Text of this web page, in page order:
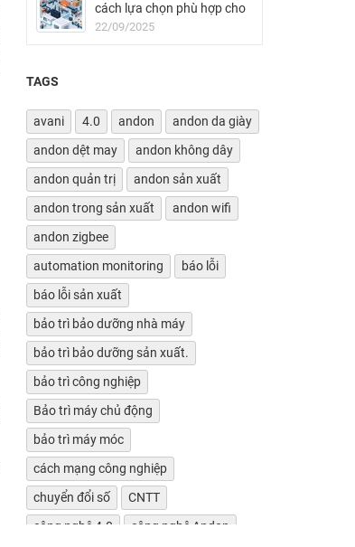
cách lựa chọn phù hợp cho
nhà máy
22/09/2025
TAGS
avani 4.0 andon
andon da giày
andon dệt may
andon không dây
andon quản trị
andon sản xuất
andon trong sản xuất
andon wifi
andon zigbee
automation monitoring
báo lỗi
báo lỗi sản xuất
bảo trì bảo dưỡng nhà máy
bảo trì bảo dưỡng sản xuất.
bảo trì công nghiệp
Bảo trì máy chủ động
bảo trì máy móc
cách mạng công nghiệp
chuyển đổi số
CNTT
công nghệ 4.0
công nghệ Andon